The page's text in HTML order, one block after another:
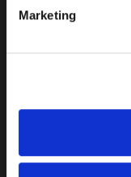
Marketing